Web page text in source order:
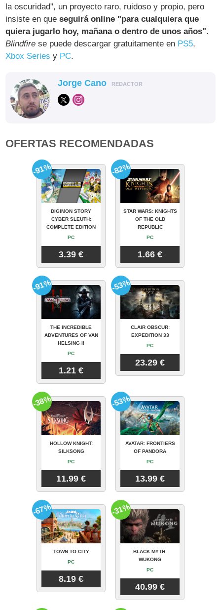
la oscuridad", un proyecto raro, ruidoso y propio, pero
insiste en queseguirá online "para cualquiera que
quiera jugarlo hoy, mañana o dentro de unos años".
Blindfire se puede descargar gratuitamente en PS5,
Xbox Series y PC.
Jorge Cano REDACTOR
OFERTAS RECOMENDADAS
DIGIMON STORY
CYBER SLEUTH:
COMPLETE EDITION
PC
3.39 €
-91%
STAR WARS: KNIGHTS
OF THE OLD
REPUBLIC
PC
1.66 €
-82%
THE INCREDIBLE
ADVENTURES OF VAN
HELSING II
PC
1.21 €
-91%
CLAIR OBSCUR:
EXPEDITION 33
PC
23.29 €
-53%
HOLLOW KNIGHT:
SILKSONG
PC
11.99 €
-38%
AVATAR: FRONTIERS
OF PANDORA
PC
13.99 €
-53%
TOWN TO CITY
PC
8.19 €
-67%
BLACK MYTH:
WUKONG
PC
40.99 €
-31%